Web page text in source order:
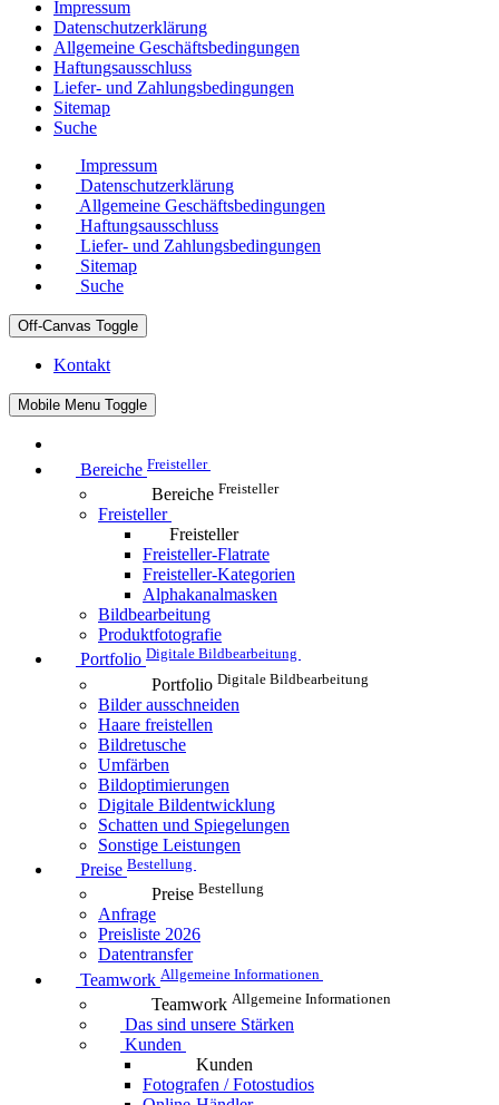
Impressum
Datenschutzerklärung
Allgemeine Geschäftsbedingungen
Haftungsausschluss
Liefer- und Zahlungsbedingungen
Sitemap
Suche
Impressum
Datenschutzerklärung
Allgemeine Geschäftsbedingungen
Haftungsausschluss
Liefer- und Zahlungsbedingungen
Sitemap
Suche
Off-Canvas Toggle
Kontakt
Mobile Menu Toggle
Bereiche Freisteller
Bereiche Freisteller
Freisteller
Freisteller
Freisteller-Flatrate
Freisteller-Kategorien
Alphakanalmasken
Bildbearbeitung
Produktfotografie
Portfolio Digitale Bildbearbeitung
Portfolio Digitale Bildbearbeitung
Bilder ausschneiden
Haare freistellen
Bildretusche
Umfärben
Bildoptimierungen
Digitale Bildentwicklung
Schatten und Spiegelungen
Sonstige Leistungen
Preise Bestellung
Preise Bestellung
Anfrage
Preisliste 2026
Datentransfer
Teamwork Allgemeine Informationen
Teamwork Allgemeine Informationen
Das sind unsere Stärken
Kunden
Kunden
Fotografen / Fotostudios